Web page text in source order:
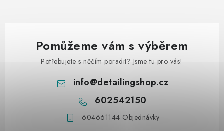
Pomůžeme vám s výběrem
Potřebujete s něčím poradit? Jsme tu pro vás!
info@detailingshop.cz
602542150
604661144 Objednávky